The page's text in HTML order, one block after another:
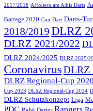
2017/2018 Affoltern am Albis Darts
Barrage 2020 Cup Dart Darts-
2018/2019 DLRZ
DLRZ 2021/2022
DLRZ 2024/2025 DLRZ 2025/
CoronavirusDLRZ
DLRZ Regional-Cup 2020
Cup 2023 DLRZ Regional-Cup 2024
DLRZ Schutzkonzept Liga